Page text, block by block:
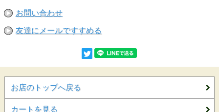
お問い合わせ
友達にメールですすめる
お店のトップへ戻る
カートを見る